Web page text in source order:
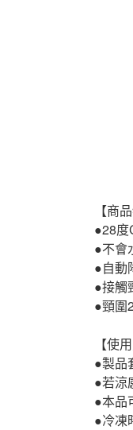
【商
●28度
●不會
●自動
●接觸
●頸圍
【使
●製品
●若涼
●本品
●冷凍